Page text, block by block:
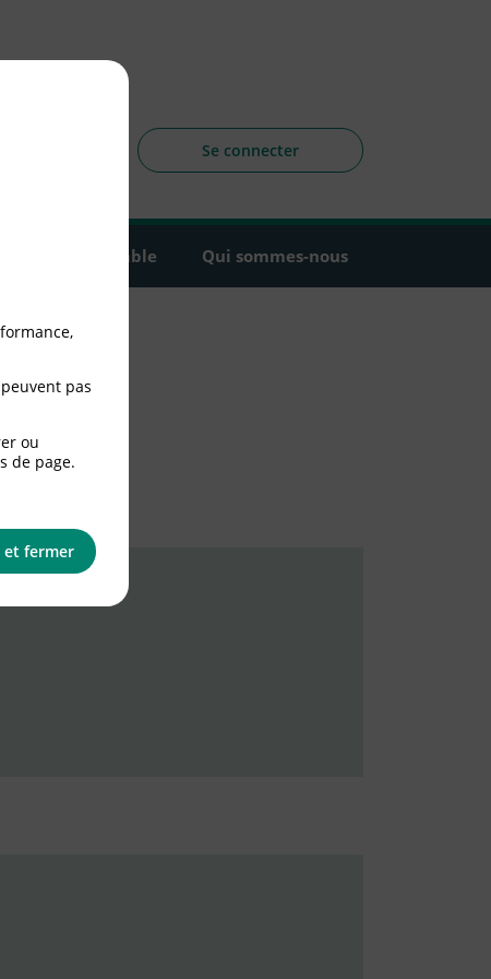
Se connecter
Agir ensemble Qui sommes-nous
pas
ou
de page.
et fermer